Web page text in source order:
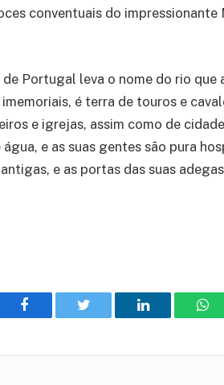
conventuais do impressionante
Portugal leva o nome do rio que
é terra de touros e
e igrejas, assim como de
e as suas gentes são pura
e as portas das suas
Facebook Twitter
O